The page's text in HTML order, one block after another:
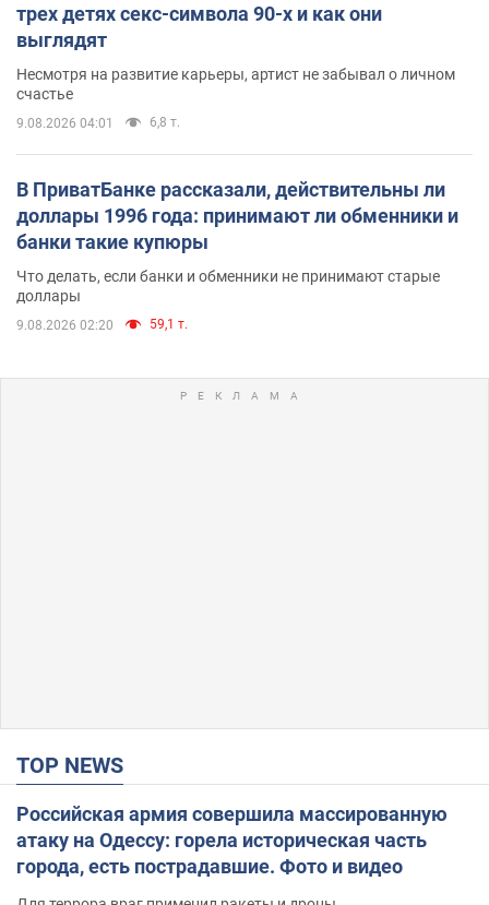
трех детях секс-символа 90-х и как они
выглядят
Несмотря на развитие карьеры, артист не забывал о личном
счастье
9.08.2026 04:01 6,8 т.
В ПриватБанке рассказали, действительны ли
доллары 1996 года: принимают ли обменники и
банки такие купюры
Что делать, если банки и обменники не принимают старые
доллары
9.08.2026 02:20 59,1 т.
TOP NEWS
Российская армия совершила массированную
атаку на Одессу: горела историческая часть
города, есть пострадавшие. Фото и видео